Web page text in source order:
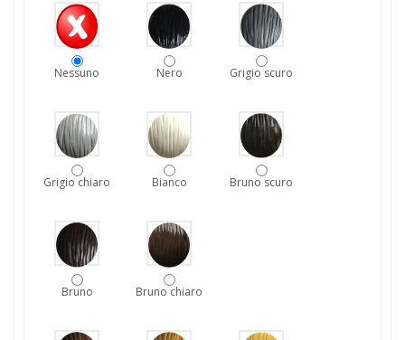
Nessuno Nero Grigio scuro
Grigio chiaro Bianco Bruno scuro
Bruno Bruno chiaro